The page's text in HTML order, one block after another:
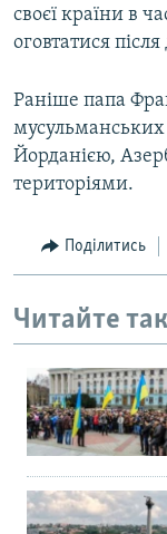
своєї країни в
оговтатися
Раніше папа
Йорданією,
територіями.
Поділитись
Читайте